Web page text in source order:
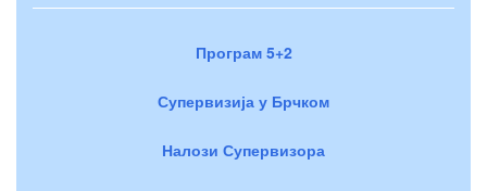
Програм 5+2
Супервизија у Брчком
Налози Супервизора